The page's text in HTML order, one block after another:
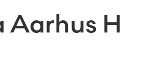
Aarhus H